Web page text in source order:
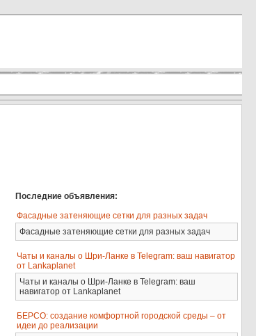
Последние объявления:
Фасадные затеняющие сетки для разных задач
Фасадные затеняющие сетки для разных задач
Чаты и каналы о Шри-Ланке в Telegram: ваш навигатор
от Lankaplanet
Чаты и каналы о Шри-Ланке в Telegram: ваш
навигатор от Lankaplanet
БЕРСО: создание комфортной городской среды – от
идеи до реализации